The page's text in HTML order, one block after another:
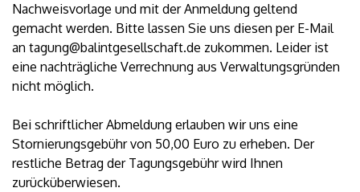
Nachweisvorlage und mit der Anmeldung geltend
gemacht werden. Bitte lassen Sie uns diesen per E-Mail
an tagung@balintgesellschaft.de zukommen. Leider ist
eine nachträgliche Verrechnung aus Verwaltungsgründen
nicht möglich.
Bei schriftlicher Abmeldung erlauben wir uns eine
Stornierungsgebühr von 50,00 Euro zu erheben. Der
restliche Betrag der Tagungsgebühr wird Ihnen
zurücküberwiesen.